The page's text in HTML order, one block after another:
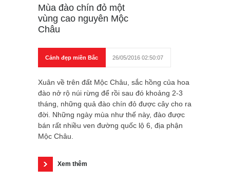
Mùa đào chín đỏ một
vùng cao nguyên Mộc
Châu
Cảnh đẹp miền Bắc 26/05/2016 02:50:07
Xuân về trên đất Mộc Châu, sắc hồng của hoa
đào nở rộ núi rừng để rồi sau đó khoảng 2-3
tháng, những quả đào chín đỏ được cây cho ra
đời. Những ngày mùa như thế này, đào được
bán rất nhiều ven đường quốc lộ 6, địa phận
Mộc Châu.
Xem thêm